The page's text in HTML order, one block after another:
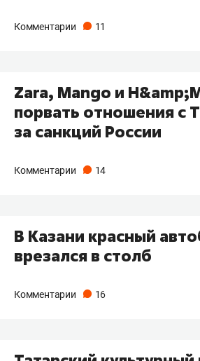
Комментарии 11
Zara, Mango и
порвать отношения с
за санкций России
Комментарии 14
В Казани красный
врезался в столб
Комментарии 16